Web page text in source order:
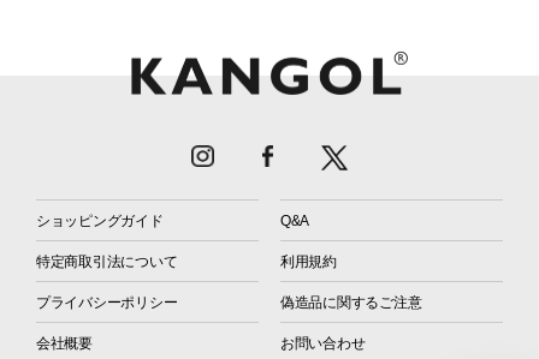
ショッピングガイド Q&A
特定商取引法について 利用規約
プライバシーポリシー 偽造品に関するご注意
会社概要 お問い合わせ